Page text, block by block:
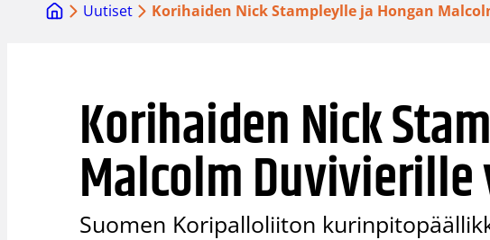
Uutiset Korihaiden Nick Stampleylle ja Hongan
Korihaiden Nick
Malcolm
Suomen Koripalloliiton